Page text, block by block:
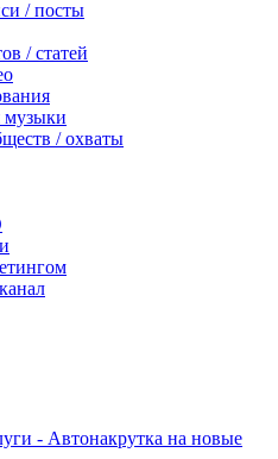
/ посты
/ статей
/ охваты
- Автонакрутка на новые